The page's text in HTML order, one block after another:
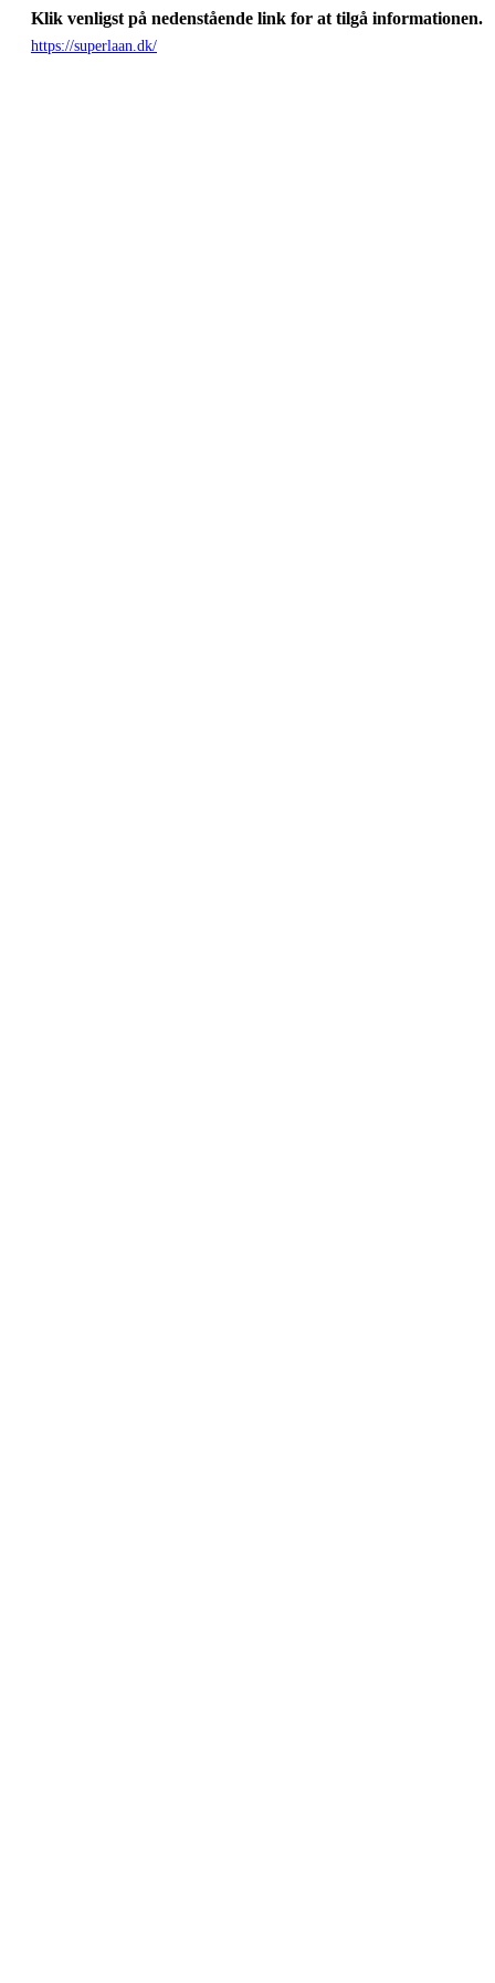
Klik venligst på nedenstående link for at tilgå informationen.
https://superlaan.dk/